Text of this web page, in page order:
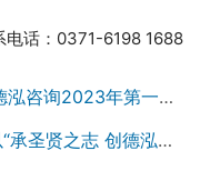
2023年第一季度大事记
的优秀中华文化导入五周年纪念活动